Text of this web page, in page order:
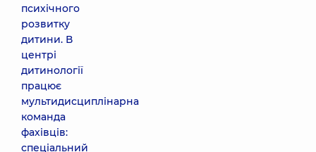
психічного
розвитку
дитини. В
центрі
дитинології
працює
мультидисциплінарна
команда
фахівців:
спеціальний